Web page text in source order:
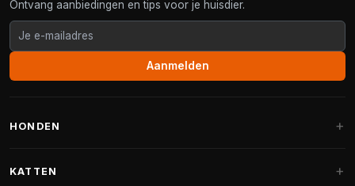
Ontvang aanbiedingen en tips voor je huisdier.
Aanmelden
HONDEN
KATTEN